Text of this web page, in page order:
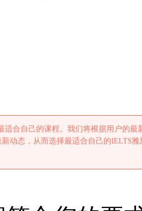
适合自己的课程。我们将根据用户的
动态，从而选择最适合自己的IELTS